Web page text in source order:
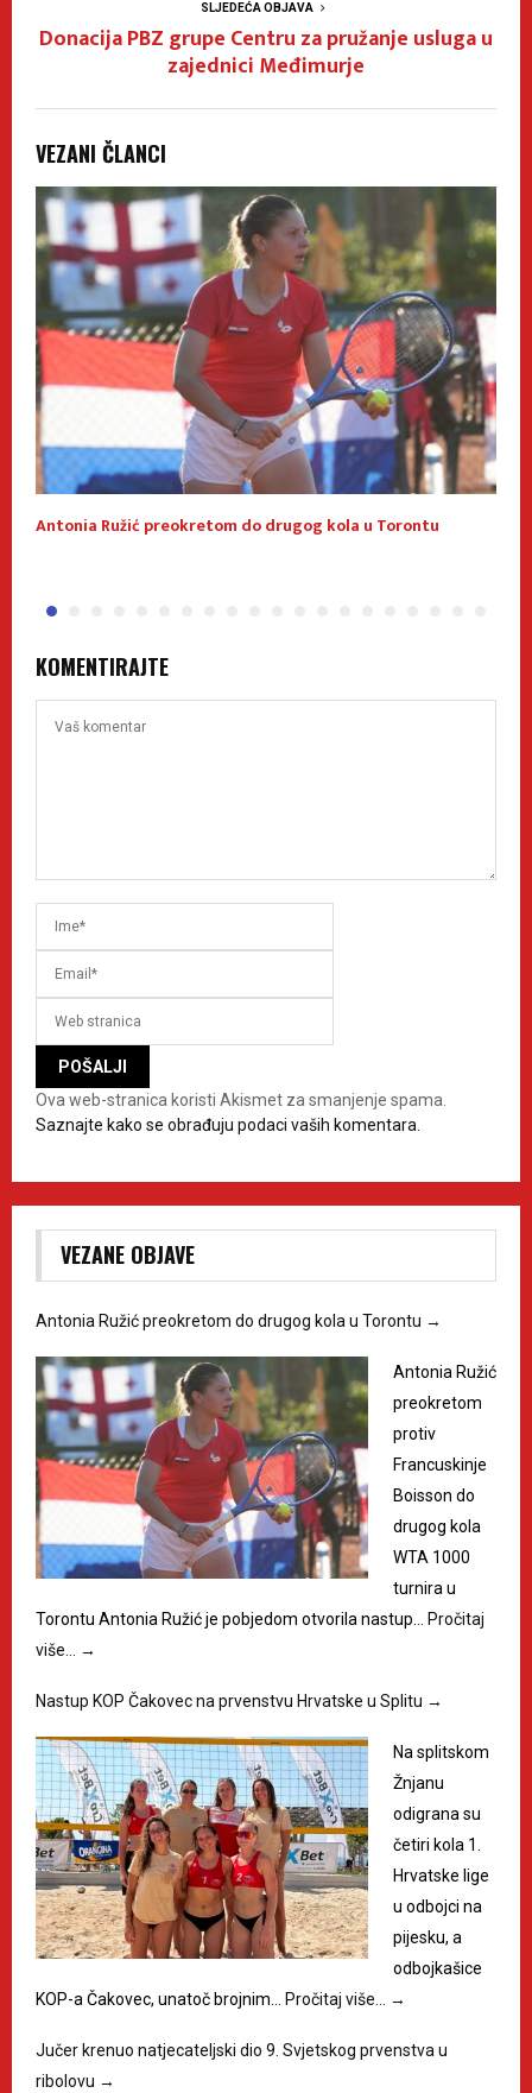
SLJEDEĆA OBJAVA
Donacija PBZ grupe Centru za pružanje usluga u
zajednici Međimurje
VEZANI ČLANCI
Antonia Ružić preokretom do drugog kola u Torontu
KOMENTIRAJTE
Ova web-stranica koristi Akismet za smanjenje spama.
Saznajte kako se obrađuju podaci vaših komentara.
VEZANE OBJAVE
Antonia Ružić preokretom do drugog kola u Torontu →
Antonia Ružić
preokretom
protiv
Francuskinje
Boisson do
drugog kola
WTA 1000
turnira u
Torontu Antonia Ružić je pobjedom otvorila nastup…
Pročitaj
više…
→
Nastup KOP Čakovec na prvenstvu Hrvatske u Splitu →
Na splitskom
Žnjanu
odigrana su
četiri kola 1.
Hrvatske lige
u odbojci na
pijesku, a
odbojkašice
KOP-a Čakovec, unatoč brojnim…
Pročitaj više… →
Jučer krenuo natjecateljski dio 9. Svjetskog prvenstva u
ribolovu →